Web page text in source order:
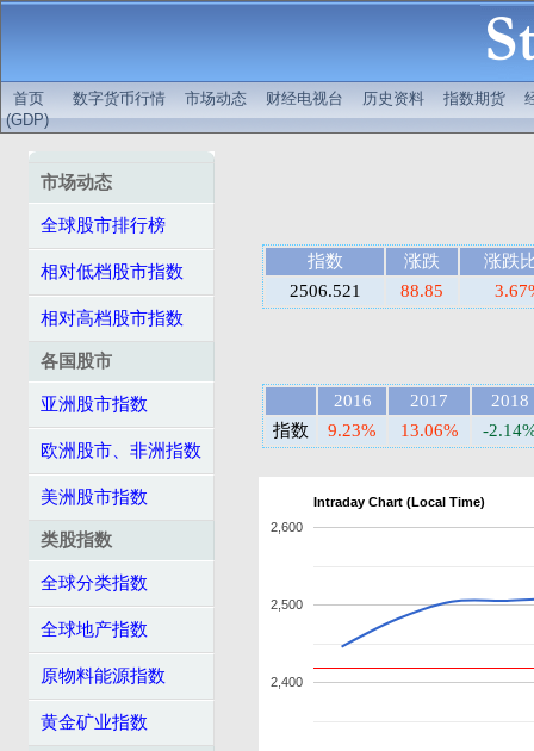
首页 数字货币行情 市场动态 财经电视台 历史资料 指数期货
(GDP)
市场动态
全球股市排行榜
相对低档股市指数
相对高档股市指数
各国股市
亚洲股市指数
欧洲股市、非洲指数
美洲股市指数
类股指数
全球分类指数
全球地产指数
原物料能源指数
黄金矿业指数
指数 涨跌
涨跌
2506.521
88.85
2016 2017
2018
指数
9.23% 13.06% -
Intraday Chart (Local Time)
2,400
2,500
2,600